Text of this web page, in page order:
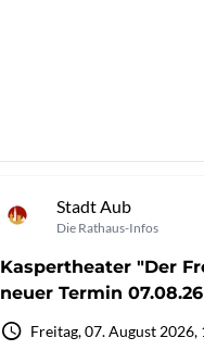
Stadt Aub
Die Rathaus-Infos
Kaspertheater "Der
neuer Termin 07.08.26
Freitag, 07. August 2026,